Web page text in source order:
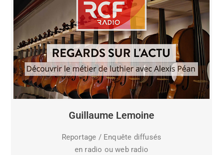
Guillaume Lemoine
Reportage / Enquête diffusés
en radio ou web radio